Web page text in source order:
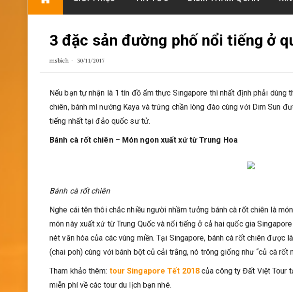
3 đặc sản đường phố nổi tiếng ở
msbich 30/11/2017
Nếu bạn tự nhận là 1 tín đồ ẩm thực Singapore thì nhất định phải dùng
chiên, bánh mì nướng Kaya và trứng chần lòng đào cùng với Dim Sun
tiếng nhất tại đảo quốc sư tử.
Bánh cà rốt chiên – Món ngon xuất xứ từ Trung Hoa
Bánh cà rốt chiên
Nghe cái tên thôi chắc nhiều người nhầm tưởng bánh cà rốt chiên là
món này xuất xứ từ Trung Quốc và nổi tiếng ở cả hai quốc gia
nét văn hóa của các vùng miền. Tại Singapore, bánh cà rốt chiên được
(chai poh) cùng với bánh bột củ cải trắng, nó trông giống như “củ cà rốt
Tham khảo thêm: tour Singapore Tết 2018 của công ty Đất Việt Tour
miễn phí về các tour du lịch bạn nhé.